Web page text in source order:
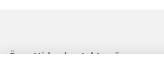
Öppettider, kontakt, mässor mm.